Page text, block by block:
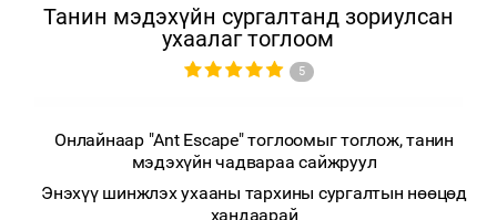
Танин мэдэхүйн сургалтанд зориулсан
ухаалаг тоглоом
5
Онлайнаар "Ant Escape" тоглоомыг тоглож, танин
мэдэхүйн чадвараа сайжруул
Энэхүү шинжлэх ухааны тархины сургалтын нөөцөд
хандаарай